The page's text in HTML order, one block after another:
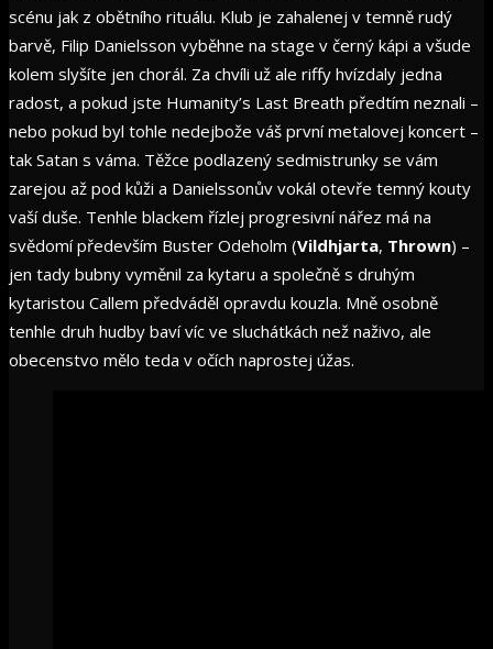
scénu jak z obětního rituálu. Klub je zahalenej v temně rudý
barvě, Filip Danielsson vyběhne na stage v černý kápi a všude
kolem slyšíte jen chorál. Za chvíli už ale riffy hvízdaly jedna
radost, a pokud jste Humanity’s Last Breath předtím neznali –
nebo pokud byl tohle nedejbože váš první metalovej koncert –
tak Satan s váma. Těžce podlazený sedmistrunky se vám
zarejou až pod kůži a Danielssonův vokál otevře temný kouty
vaší duše. Tenhle blackem řízlej progresivní nářez má na
svědomí především Buster Odeholm (Vildhjarta, Thrown) –
jen tady bubny vyměnil za kytaru a společně s druhým
kytaristou Callem předváděl opravdu kouzla. Mně osobně
tenhle druh hudby baví víc ve sluchátkách než naživo, ale
obecenstvo mělo teda v očích naprostej úžas.